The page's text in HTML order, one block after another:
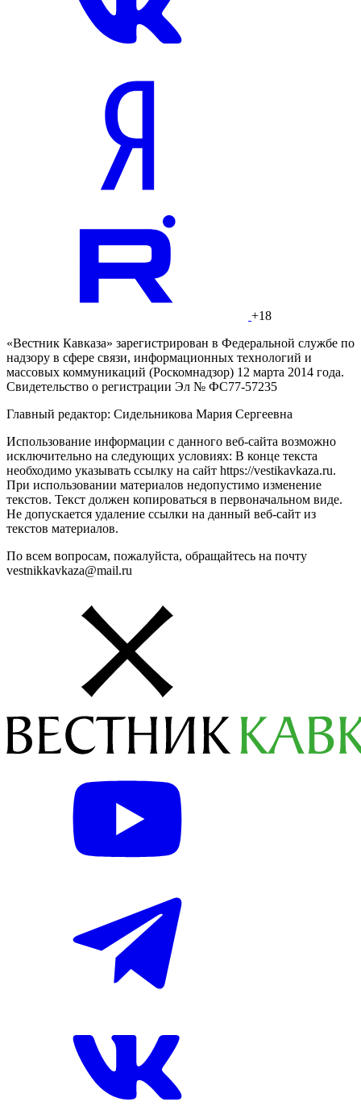
+18
«Вестник Кавказа» зарегистрирован в Федеральной службе по
надзору в сфере связи, информационных технологий и
массовых коммуникаций (Роскомнадзор) 12 марта 2014 года.
Свидетельство о регистрации Эл № ФС77-57235
Главный редактор: Сидельникова Мария Сергеевна
Использование информации с данного веб-сайта возможно
исключительно на следующих условиях: В конце текста
необходимо указывать ссылку на сайт https://vestikavkaza.ru.
При использовании материалов недопустимо изменение
текстов. Текст должен копироваться в первоначальном виде.
Не допускается удаление ссылки на данный веб-сайт из
текстов материалов.
По всем вопросам, пожалуйста, обращайтесь на почту
vestnikkavkaza@mail.ru